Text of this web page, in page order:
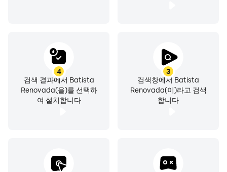
3
검색창에서 Batista
Renovada(이)라고 검색
합니다
4
검색 결과에서 Batista
Renovada(을)를 선택하
여 설치합니다